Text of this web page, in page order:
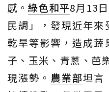
感。綠色和平8月13
民調」，發現近年來
乾旱等影響，造成
子、玉米、青蔥、芭
現漲勢。 農業部坦言